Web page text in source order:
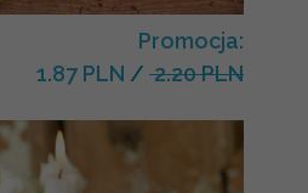
Promocja:
1.87 PLN / 2.20 PLN